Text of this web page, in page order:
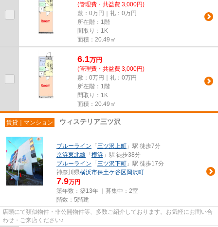
(管理費・共益費 3,000円)
敷：0万円｜礼：0万円
所在階：1階
間取り：1K
面積：20.49㎡
6.1万円
(管理費・共益費 3,000円)
敷：0万円｜礼：0万円
所在階：1階
間取り：1K
面積：20.49㎡
賃貸｜マンション ウィステリア三ツ沢
ブルーライン 「 三ツ沢上町 」駅 徒歩7分
京浜東北線 「 横浜 」駅 徒歩38分
ブルーライン 「 三ツ沢下町 」駅 徒歩17分
神奈川県横浜市保土ケ谷区 岡沢町
7.9万円
築年数：築13年 ｜募集中： 2室
階数：5階建
店頭にて類似物件・非公開物件等、多数ご紹介しております。お気軽にお問い合
わせ・ご来店ください♪